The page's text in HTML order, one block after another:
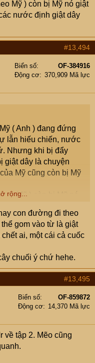
diễn ra vào thời điểm
tiếp với Israel tại
đây có thể là động
nhóm vũ trang nhấn
sử dụng cảng của
dịch ở đây.
Britannica
Reuters,
Mỹ ) còn bị Mỹ nó giật
nước định giật dây
#13,494
Biển số
OF-384916
Động cơ
370,909 Mã lực
( Anh ) đang đứng
lẫn hiếu chiến, nước
Nhưng khi bị đẩy
giật dây là chuyện
Mỹ cũng còn bị Mỹ
Mỹ ) còn bị Mỹ nó
rộng...
con đường đi theo
gom vào từ là giật
ai, một cái cả cuốc
chuối ý chứ hehe.
#13,495
Biển số
OF-859872
Động cơ
14,370 Mã lực
về tập 2. Mẽo cũng